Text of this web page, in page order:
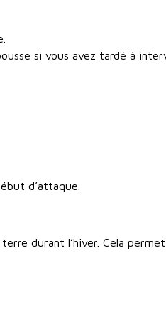
si vous avez tardé à
d’attaque.
durant l’hiver. Cela